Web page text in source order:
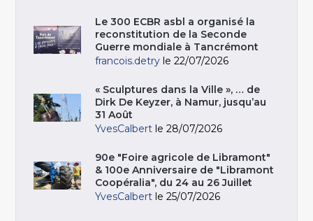
Le 300 ECBR asbl a organisé la
reconstitution de la Seconde
Guerre mondiale à Tancrémont
francois.detry le 22/07/2026
« Sculptures dans la Ville », … de
Dirk De Keyzer, à Namur, jusqu’au
31 Août
YvesCalbert le 28/07/2026
90e "Foire agricole de Libramont"
& 100e Anniversaire de "Libramont
Coopéralia", du 24 au 26 Juillet
YvesCalbert le 25/07/2026